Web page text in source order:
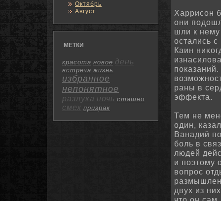
Октябрь
Август
МЕТКИ
красота новое день
встреча жизнь
избранное
непонятное
разлука ночь сташно
смех призрак
Харрисон
они
шли к нему
остались
Каин
показаний.
раны в
эффекта.
Тем не
один,
Ванадий
боль в
людей
и поэтому
вопрос
двух из